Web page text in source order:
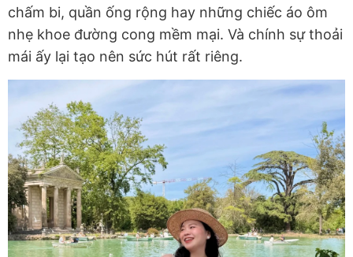
chấm bi, quần ống rộng hay những chiếc áo ôm
nhẹ khoe đường cong mềm mại. Và chính sự thoải
mái ấy lại tạo nên sức hút rất riêng.